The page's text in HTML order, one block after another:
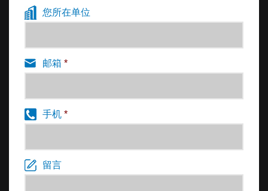
您所在单位
邮箱 *
手机 *
留言